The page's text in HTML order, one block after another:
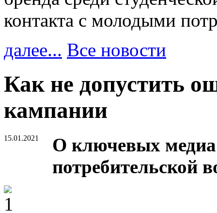
контакта с молодыми
далее... Все новости
Как не допустить
кампании
15.01.2021
О ключевых
потребительской